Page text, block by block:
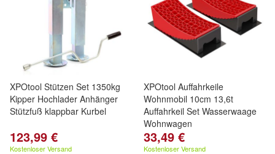
XPOtool Stützen Set 1350kg
Kipper Hochlader Anhänger
Stützfuß klappbar Kurbel
123,99 €
Kostenloser Versand
XPOtool Auffahrkeile
Wohnmobil 10cm 13,6t
Auffahrkeil Set Wasserwaage
Wohnwagen
33,49 €
Kostenloser Versand